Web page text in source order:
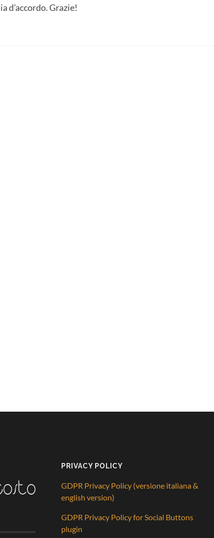
d’accordo. Grazie!
PRIVACY POLICY
GDPR Privacy Policy (versione italiana &
english version)
GDPR Privacy Policy for Social Buttons
plugin